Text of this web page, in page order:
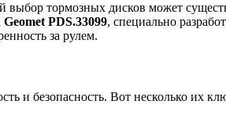
тормозных дисков может
PDS.33099, специально
за рулем.
и безопасность. Вот несколько их